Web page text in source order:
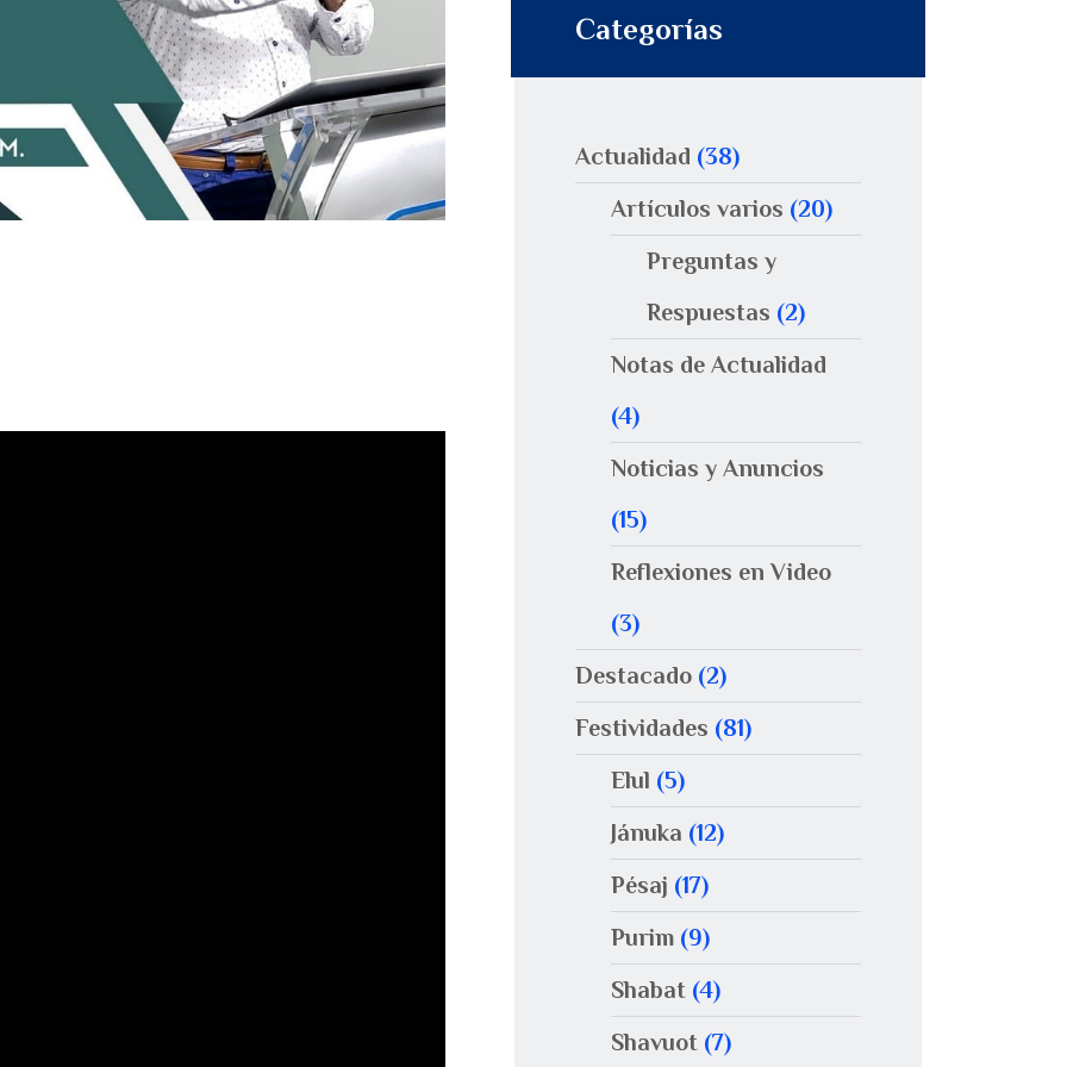
Categorías
Actualidad (38)
Artículos varios (20)
Preguntas y
Respuestas (2)
Notas de Actualidad
(4)
Noticias y Anuncios
(15)
Reflexiones en Video
(3)
Destacado (2)
Festividades (81)
Elul (5)
Jánuka (12)
Pésaj (17)
Purim (9)
Shabat (4)
Shavuot (7)